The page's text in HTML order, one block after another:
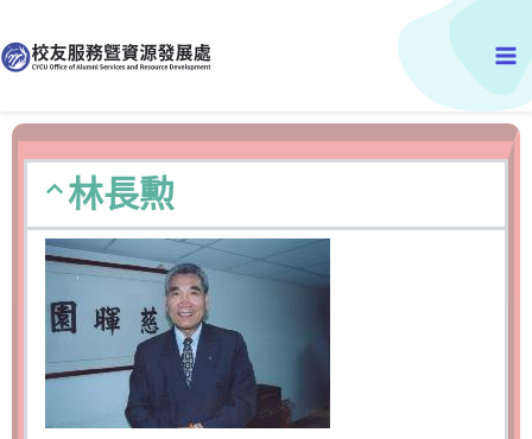
至
主
內
林長勲